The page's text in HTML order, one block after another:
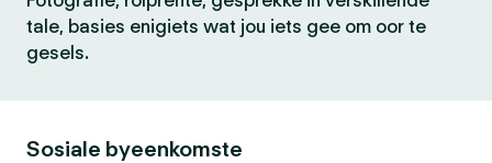
tale, basies enigiets wat jou iets gee om oor te
gesels.
Sosiale byeenkomste